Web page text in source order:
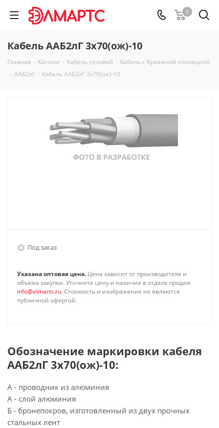
0
Кабель ААБ2лГ 3х70(ож)-10
Главная - Каталог - Кабель силовой - Кабель с бумажной изоляцией
- ААБ2лГ - Кабель ААБ2лГ 3х70(ож)-10
Под заказ
Указана оптовая цена. Цена зависит от производителя и
объема закупки. Уточните цену и наличие в отделе продаж
info@elmarts.ru. Стоимость и изображение не являются
публичной офертой.
Обозначение маркировки кабеля
ААБ2лГ 3х70(ож)-10:
А - проводник из алюминия
А - слой алюминия
Б - бронепокров, изготовленный из двух прочных
стальных лент